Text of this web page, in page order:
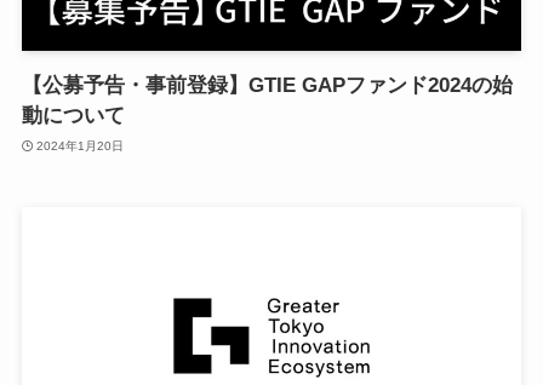
【公募予告・事前登録】GTIE GAPファンド2024の始
動について
2024年1月20日